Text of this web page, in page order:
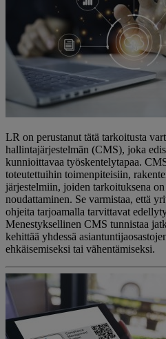
LR on perustanut tätä tarkoitusta
hallintajärjestelmän (CMS), joka
kunnioittavaa työskentelytapaa.
toteutettuihin toimenpiteisiin,
järjestelmiin, joiden tarkoituksena on
noudattaminen. Se varmistaa, että
ohjeita tarjoamalla tarvittavat
Menestyksellinen CMS tunnistaa
kehittää yhdessä
ehkäisemiseksi tai vähentämiseksi.